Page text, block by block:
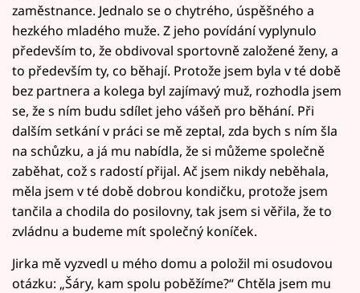
zaměstnance. Jednalo se o chytrého, úspěšného a
hezkého mladého muže. Z jeho povídání vyplynulo
především to, že obdivoval sportovně založené ženy, a
to především ty, co běhají. Protože jsem byla v té době
bez partnera a kolega byl zajímavý muž, rozhodla jsem
se, že s ním budu sdílet jeho vášeň pro běhání. Při
dalším setkání v práci se mě zeptal, zda bych s ním šla
na schůzku, a já mu nabídla, že si můžeme společně
zaběhat, což s radostí přijal. Ač jsem nikdy neběhala,
měla jsem v té době dobrou kondičku, protože jsem
tančila a chodila do posilovny, tak jsem si věřila, že to
zvládnu a budeme mít společný koníček.
Jirka mě vyzvedl u mého domu a položil mi osudovou
otázku: „Šáry, kam spolu poběžíme?“ Chtěla jsem mu